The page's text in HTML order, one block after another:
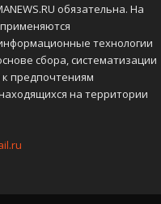
обязательна. На
технологии
сбора, систематизации
предпочтениям
на территории